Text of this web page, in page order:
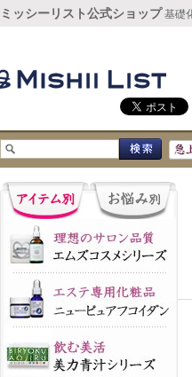
ミッシーリスト公式ショップ 基礎